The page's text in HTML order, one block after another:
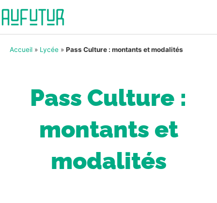
Accueil » Lycée » Pass Culture : montants et modalités
Pass Culture :
montants et
modalités